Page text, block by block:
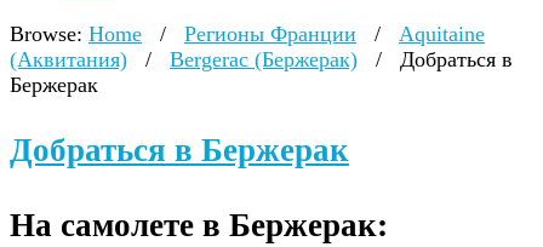
Browse: Home / Регионы Франции /
Aquitaine
(Аквитания)
/ Bergerac (Бержерак) /
Добраться в
Бержерак
Добраться в Бержерак
На самолете в Бержерак: